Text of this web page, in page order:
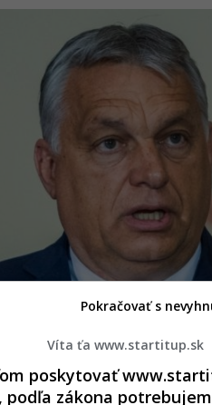
to zvládne dobre – je
Víta ťa www.startitup.sk
poskytovať
podľa zákona
Pokračovať s